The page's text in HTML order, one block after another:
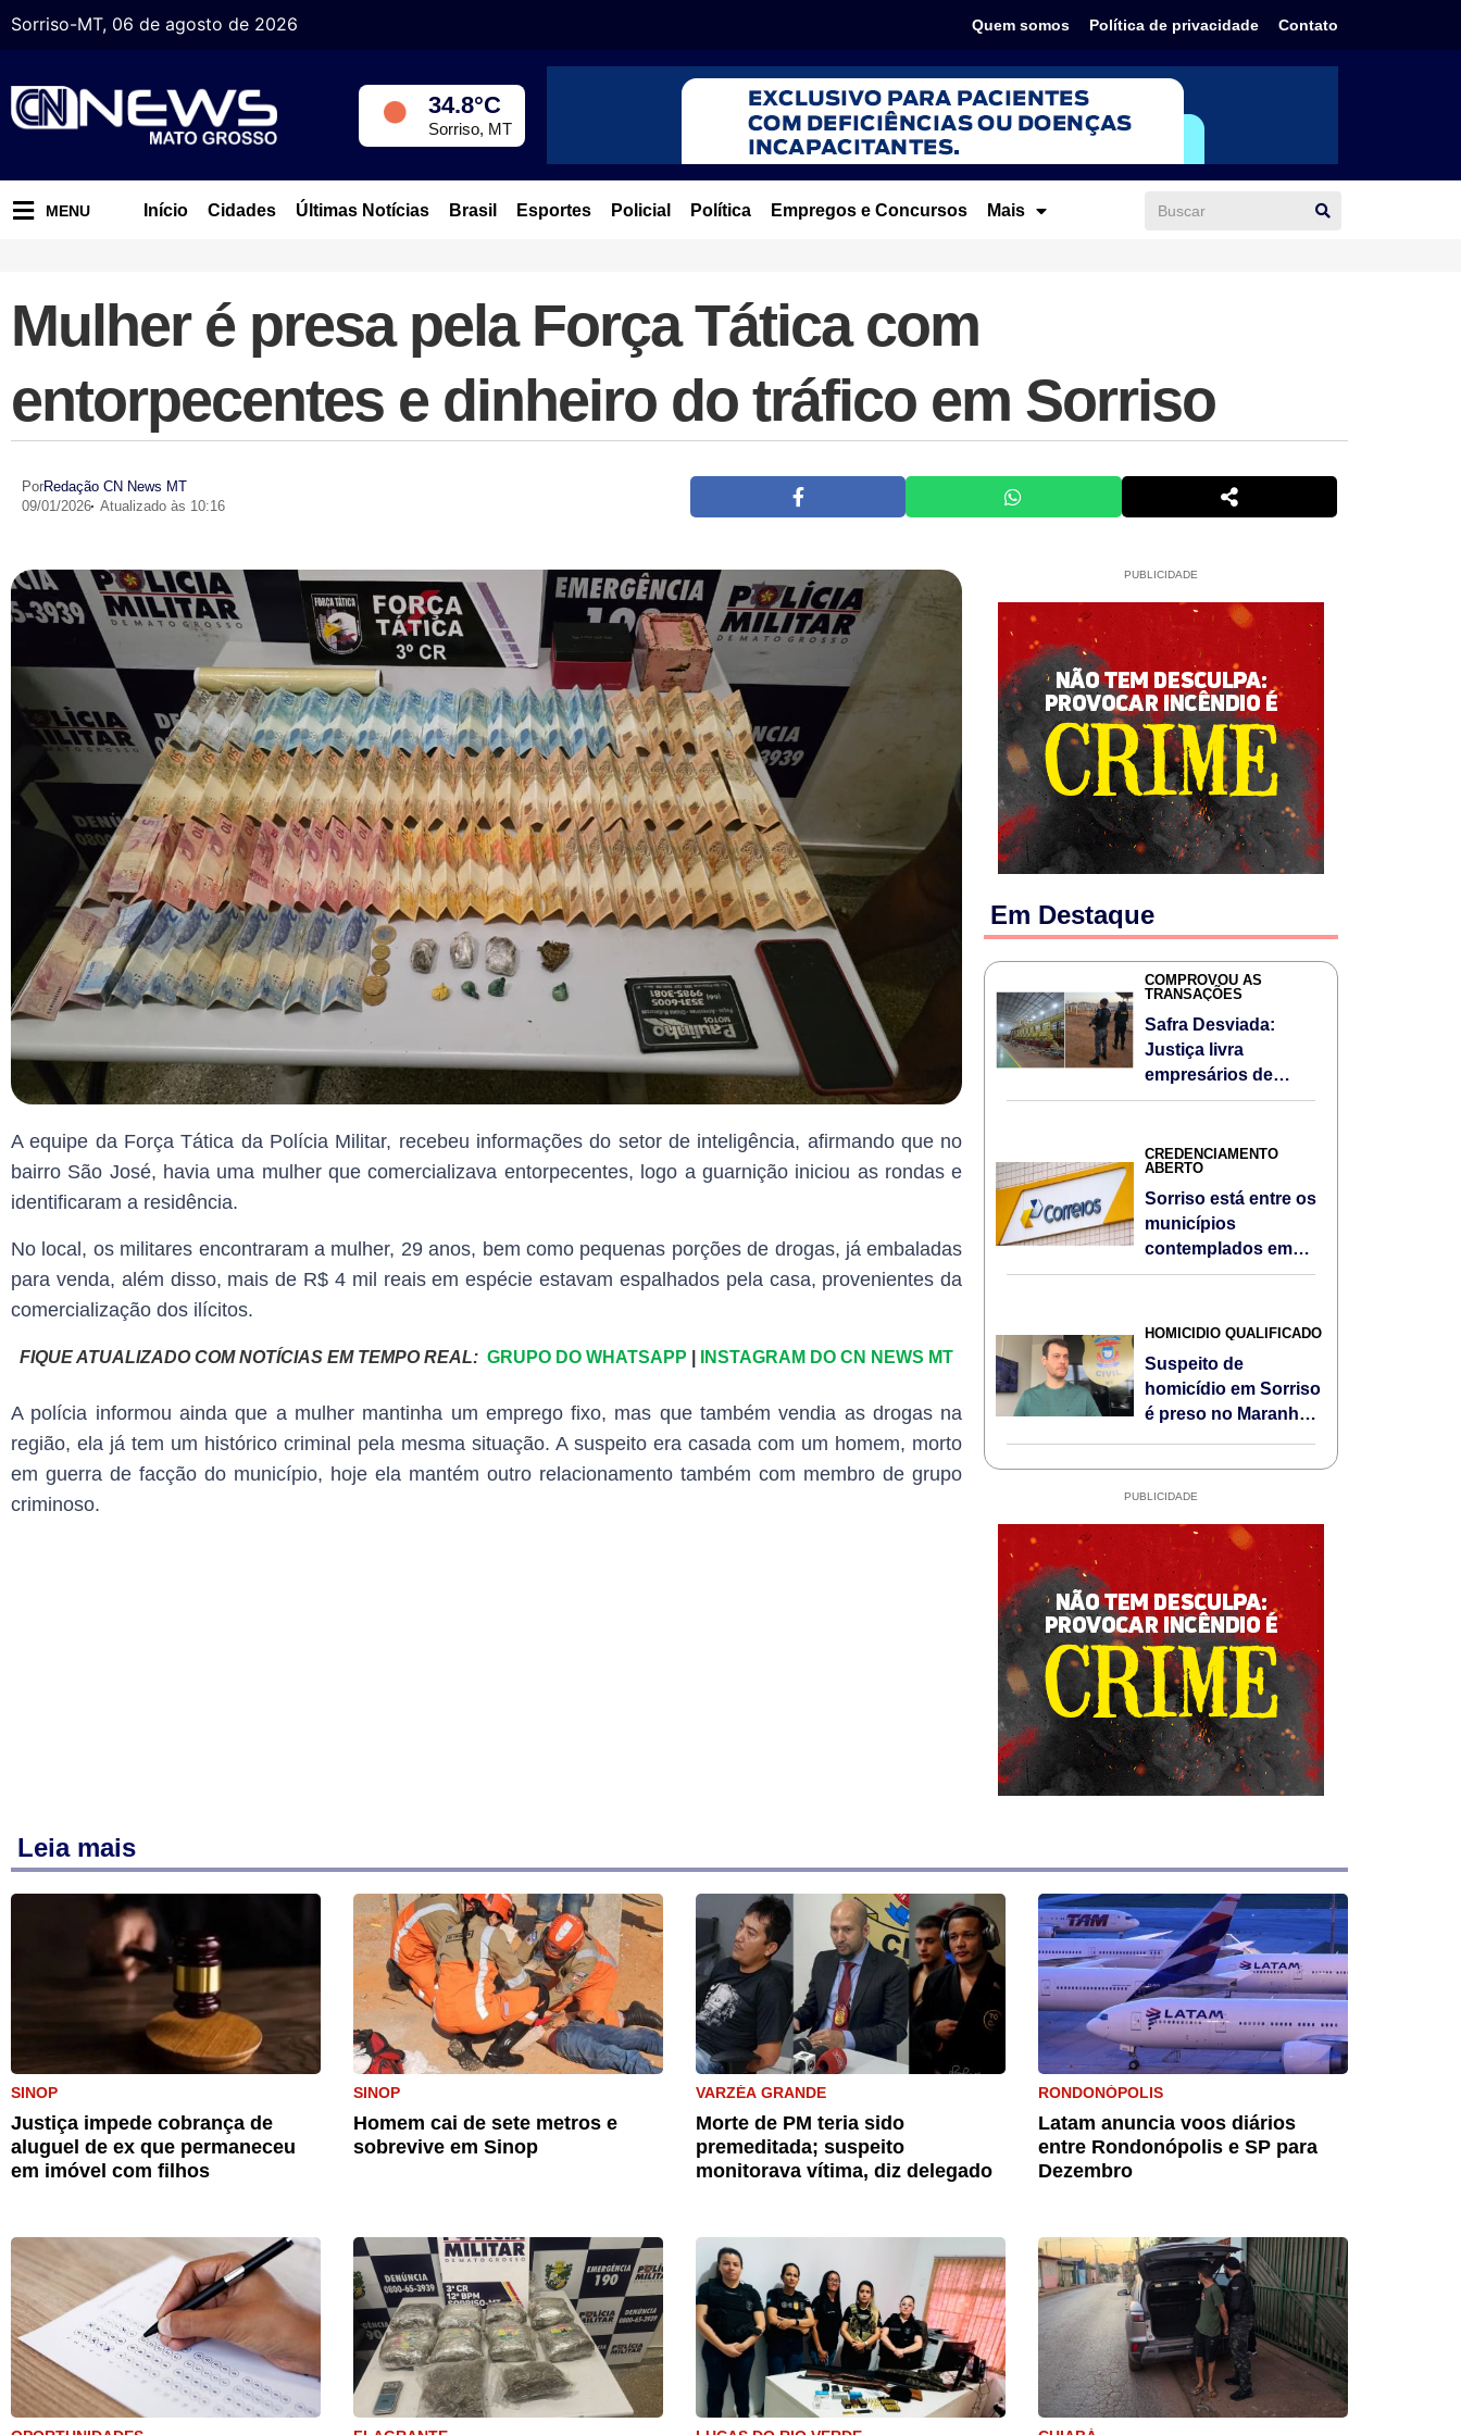
Sorriso-MT, 06 de agosto de 2026 Quem somos Política de privacidade Contato
34.8°C
Sorriso, MT
MENU Início Cidades Últimas Notícias Brasil Esportes Policial Política Empregos e Concursos Mais
Mulher é presa pela Força Tática com
entorpecentes e dinheiro do tráfico em Sorriso
PorRedação CN News MT
09/01/2026 Atualizado às 10:16
A equipe da Força Tática da Polícia Militar, recebeu informações do setor de inteligência, afirmando que no
bairro São José, havia uma mulher que comercializava entorpecentes, logo a guarnição iniciou as rondas e
identificaram a residência.
No local, os militares encontraram a mulher, 29 anos, bem como pequenas porções de drogas, já embaladas
para venda, além disso, mais de R$ 4 mil reais em espécie estavam espalhados pela casa, provenientes da
comercialização dos ilícitos.
FIQUE ATUALIZADO COM NOTÍCIAS EM TEMPO REAL:GRUPO DO WHATSAPP INSTAGRAM DO CN NEWS MT
A polícia informou ainda que a mulher mantinha um emprego fixo, mas que também vendia as drogas na
região, ela já tem um histórico criminal pela mesma situação. A suspeito era casada com um homem, morto
em guerra de facção do município, hoje ela mantém outro relacionamento também com membro de grupo
criminoso.
PUBLICIDADE
Em Destaque
COMPROVOU AS
TRANSAÇÕES
Safra Desviada:
Justiça livra
empresários de
esquema de R$ 140
CREDENCIAMENTO
ABERTO
Sorriso está entre os
municípios
contemplados em
novo
Correios para Pontos
HOMICÍDIO QUALIFICADO
Suspeito de
homicídio em Sorriso
é preso no Maranhão
PUBLICIDADE
Leia mais
SINOP
Justiça impede cobrança de
aluguel de ex que permaneceu
em imóvel com filhos
SINOP
Homem cai de sete metros e
sobrevive em Sinop
VARZÉA GRANDE
Morte de PM teria sido
premeditada; suspeito
monitorava vítima, diz delegado
RONDONÓPOLIS
Latam anuncia voos diários
entre Rondonópolis e SP para
Dezembro